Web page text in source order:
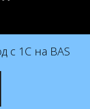
с 1С на BAS